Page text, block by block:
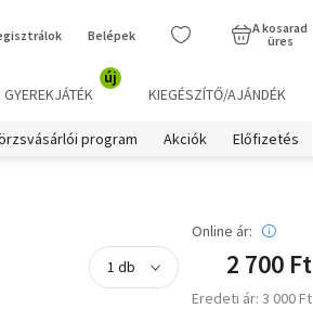
Belépek
A kosarad
üres
GYEREKJÁTÉK
új
KIEGÉSZÍTŐ/AJÁNDÉK
program Akciók Előfizetés
Online ár:
2 700 Ft
Eredeti ár: 3 000 Ft